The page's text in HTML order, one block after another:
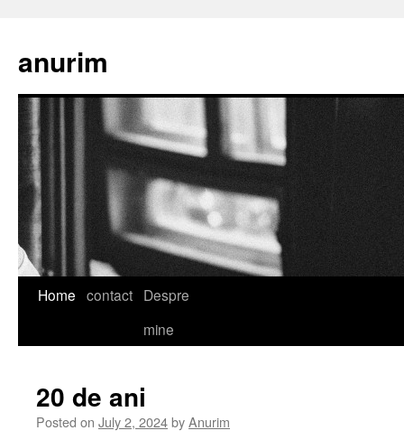
anurim
Skip
Home contact Despre
mine
20 de ani
Posted on July 2, 2024byAnurim